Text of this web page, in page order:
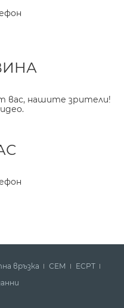
вас, нашите зрители!
връзка СЕМ
ECPT